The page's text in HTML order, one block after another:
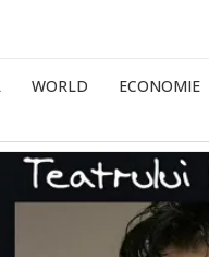
WORLD ECONOMIE